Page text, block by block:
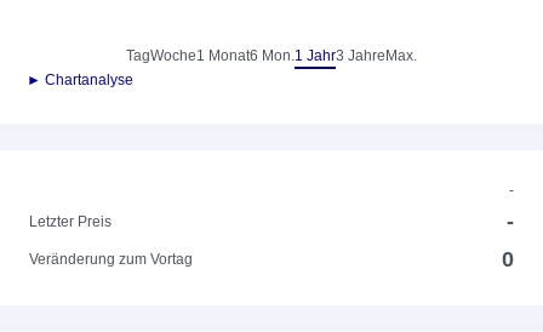
TagWoche1 Monat6 Mon.1 Jahr3 Jahre Max.
► Chartanalyse
-
Letzter Preis
-
Veränderung zum Vortag 0